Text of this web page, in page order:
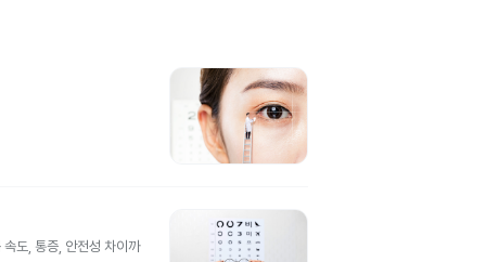
속도, 통증, 안전성 차이까